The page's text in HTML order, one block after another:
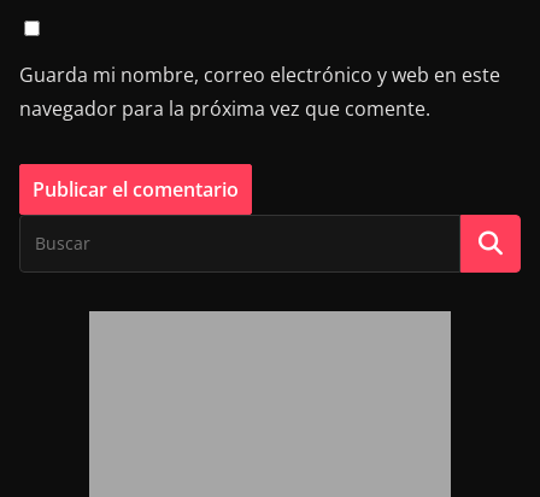
Guarda mi nombre, correo electrónico y web en este
navegador para la próxima vez que comente.